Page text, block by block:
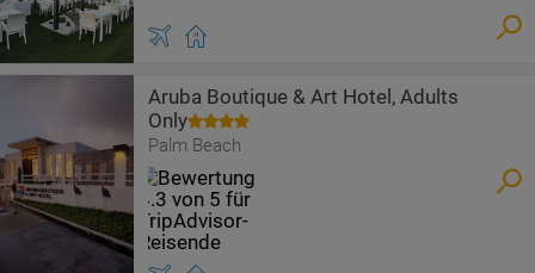
Aruba Boutique & Art Hotel, Adults
Only
Palm Beach